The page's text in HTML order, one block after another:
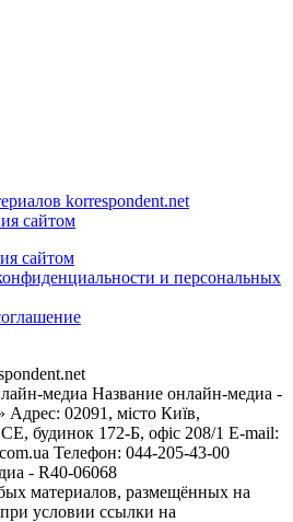
korrespondent.net
сайтом
сайтом
и персональных
медиа Название онлайн-медиа -
Адрес: 02091, місто Київ,
172-Б, офіс 208/1 E-mail:
Телефон: 044-205-43-00
- R40-06068
материалов, размещённых на
при условии ссылки на